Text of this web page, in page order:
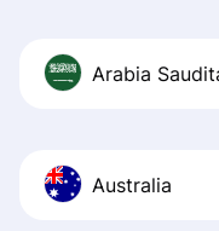
Arabia
Australia